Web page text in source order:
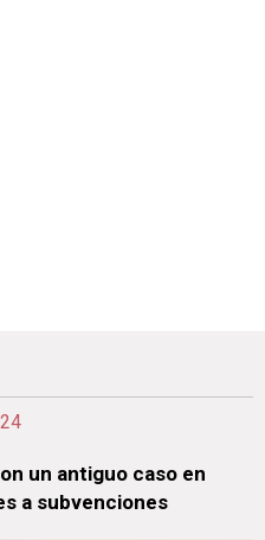
un antiguo caso en
a subvenciones